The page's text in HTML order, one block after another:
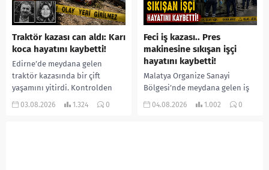
Traktör kazası can aldı: Karı
koca hayatını kaybetti!
Edirne’de meydana gelen
traktör kazasında bir çift
yaşamını yitirdi. Kontrolden
çıkarak devrilen traktörün
03.08.2026 1.324 0
Feci iş kazası.. Pres
makinesine sıkışan işçi
hayatını kaybetti!
Malatya Organize Sanayi
Bölgesi’nde meydana gelen iş
kazasında, pres makinesine
04.08.2026 1.002 0